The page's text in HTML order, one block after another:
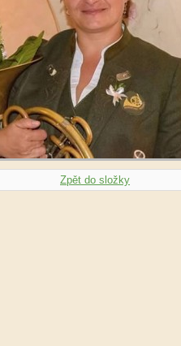
Zpět do složky